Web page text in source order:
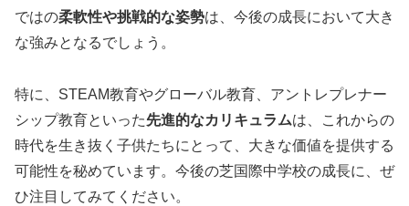
ではの柔軟性や挑戦的な姿勢は、今後の成長において大き
な強みとなるでしょう。
特に、STEAM教育やグローバル教育、アントレプレナー
シップ教育といった先進的なカリキュラムは、これからの
時代を生き抜く子供たちにとって、大きな価値を提供する
可能性を秘めています。今後の芝国際中学校の成長に、ぜ
ひ注目してみてください。